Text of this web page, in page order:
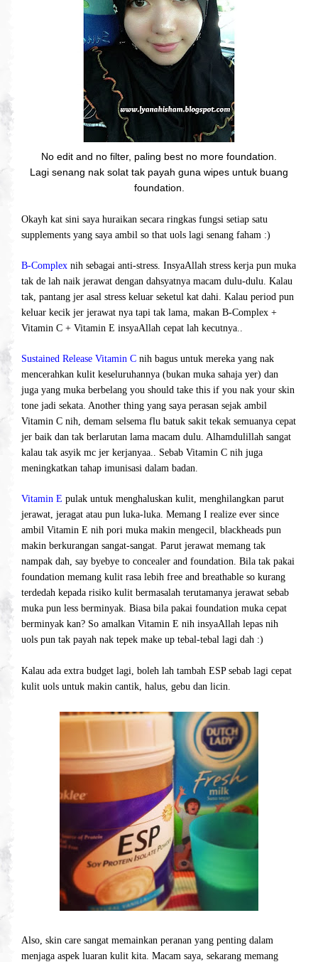
No edit and no filter, paling best no more foundation.
Lagi senang nak solat tak payah guna wipes untuk buang
foundation.
Okayh kat sini saya huraikan secara ringkas fungsi setiap satu
supplements yang saya ambil so that uols lagi senang faham :)
B-Complex nih sebagai anti-stress. InsyaAllah stress kerja pun muka
tak de lah naik jerawat dengan dahsyatnya macam dulu-dulu. Kalau
tak, pantang jer asal stress keluar seketul kat dahi. Kalau period pun
keluar kecik jer jerawat nya tapi tak lama, makan B-Complex +
Vitamin C + Vitamin E insyaAllah cepat lah kecutnya..
Sustained Release Vitamin C nih bagus untuk mereka yang nak
mencerahkan kulit keseluruhannya (bukan muka sahaja yer) dan
juga yang muka berbelang you should take this if you nak your skin
tone jadi sekata. Another thing yang saya perasan sejak ambil
Vitamin C nih, demam selsema flu batuk sakit tekak semuanya cepat
jer baik dan tak berlarutan lama macam dulu. Alhamdulillah sangat
kalau tak asyik mc jer kerjanyaa.. Sebab Vitamin C nih juga
meningkatkan tahap imunisasi dalam badan.
Vitamin E pulak untuk menghaluskan kulit, menghilangkan parut
jerawat, jeragat atau pun luka-luka. Memang I realize ever since
ambil Vitamin E nih pori muka makin mengecil, blackheads pun
makin berkurangan sangat-sangat. Parut jerawat memang tak
nampak dah, say byebye to concealer and foundation. Bila tak pakai
foundation memang kulit rasa lebih free and breathable so kurang
terdedah kepada risiko kulit bermasalah terutamanya jerawat sebab
muka pun less berminyak. Biasa bila pakai foundation muka cepat
berminyak kan? So amalkan Vitamin E nih insyaAllah lepas nih
uols pun tak payah nak tepek make up tebal-tebal lagi dah :)
Kalau ada extra budget lagi, boleh lah tambah ESP sebab lagi cepat
kulit uols untuk makin cantik, halus, gebu dan licin.
Also, skin care sangat memainkan peranan yang penting dalam
menjaga aspek luaran kulit kita. Macam saya, sekarang memang